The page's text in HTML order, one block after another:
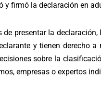
y firmó la declaración en
de presentar la
y tienen derecho
sobre la
empresas o expertos